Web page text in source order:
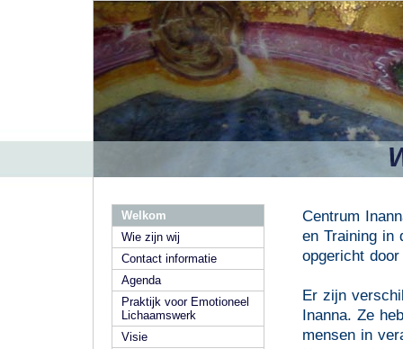
Welkom
Wie zijn wij
Contact informatie
Agenda
Praktijk voor Emotioneel
Lichaamswerk
Visie
Centrum
en Training in
opgericht
Er zijn
Inanna. Ze
mensen in